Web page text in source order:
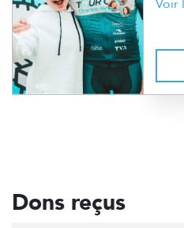
Voir
Dons reçus